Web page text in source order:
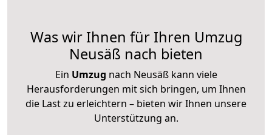
Was wir Ihnen für Ihren Umzug
Neusäß nach bieten
Ein Umzug nach Neusäß kann viele
Herausforderungen mit sich bringen, um Ihnen
die Last zu erleichtern – bieten wir Ihnen unsere
Unterstützung an.